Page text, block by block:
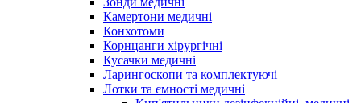
Камертони медичні
Конхотоми
Корнцанги хірургічні
Кусачки медичні
Ларингоскопи та комплектуючі
Лотки та ємності медичні